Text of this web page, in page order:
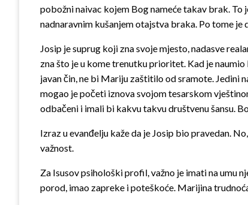
pobožni naivac kojem Bog nameće takav brak.
nadnaravnim kušanjem otajstva braka. Po tome
Josip je suprug koji zna svoje mjesto, nadasve
zna što je u kome trenutku prioritet. Kad je
javan čin, ne bi Mariju zaštitilo od sramote. Jedini
mogao je početi iznova svojom tesarskom
odbačeni i imali bi kakvu takvu društvenu šansu.
Izraz u evanđelju kaže da je Josip bio pravedan.
važnost.
Za Isusov psihološki profil, važno je imati na umu
porod, imao zapreke i poteškoće. Marijina